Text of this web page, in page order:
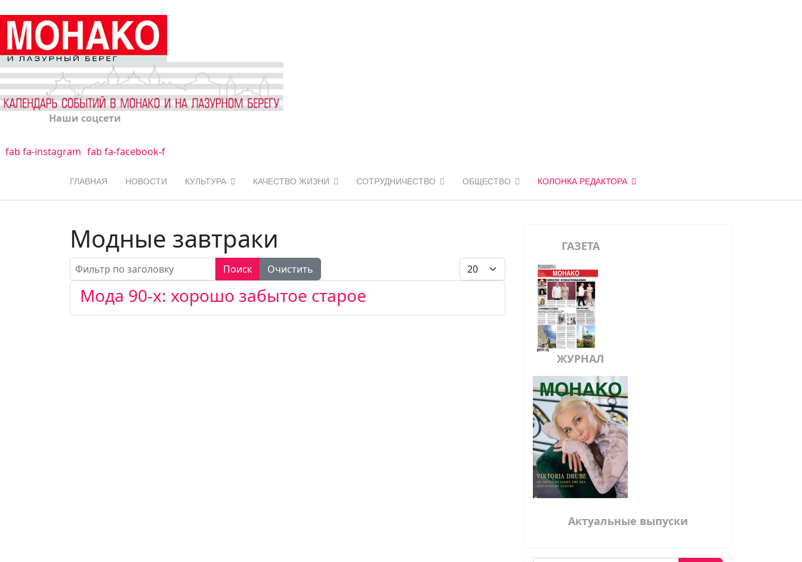
Наши соцсети
fab fa-instagram fab fa-facebook-f
ГЛАВНАЯ НОВОСТИ КУЛЬТУРА КАЧЕСТВО ЖИЗНИ СОТРУДНИЧЕСТВО ОБЩЕСТВО КОЛОНКА РЕДАКТОРА
Модные завтраки
Фильтр по заголовку Поиск Очистить Кол-во строк:
Мода 90-х: хорошо забытое старое
ГАЗЕТА
ЖУРНАЛ
Актуальные выпуски